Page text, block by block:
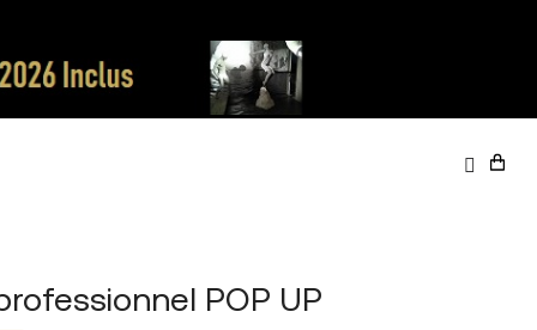
POP UP